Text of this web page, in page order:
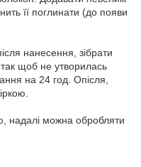
її поглинати (до появи
нанесення, зібрати
щоб не утворилась
на 24 год. Опісля,
надалі можна обробляти